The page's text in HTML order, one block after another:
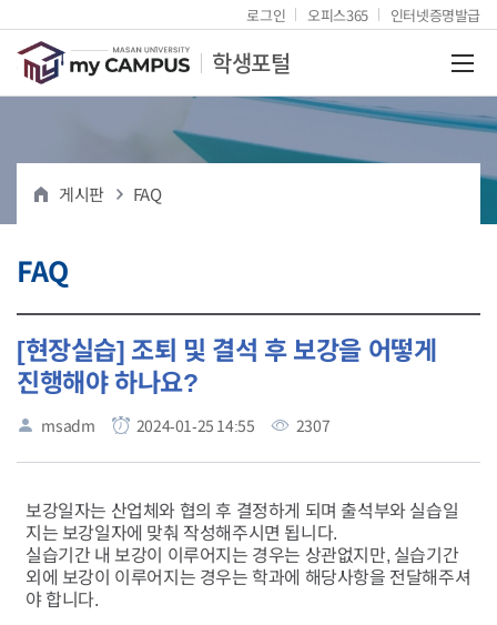
로그인 오피스365 인터넷증명발급
마산대학교학생포털 전체
게시판 FAQ
FAQ
[현장실습] 조퇴 및 결석 후 보강을 어떻게
진행해야 하나요?
msadm 2024-01-25 14:55 2307
보강일자는 산업체와 협의 후 결정하게 되며 출석부와 실습일
지는 보강일자에 맞춰 작성해주시면 됩니다.
실습기간 내 보강이 이루어지는 경우는 상관없지만, 실습기간
외에 보강이 이루어지는 경우는 학과에 해당사항을 전달해주셔
야 합니다.